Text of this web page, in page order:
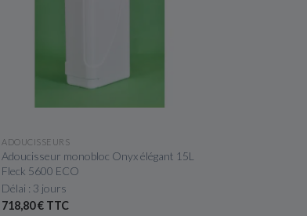
APERÇU RAPIDE
ADOUCISSEURS
Adoucisseur monobloc Onyx élégant 15L
Fleck 5600 ECO
Délai : 3 jours
718,80 € TTC